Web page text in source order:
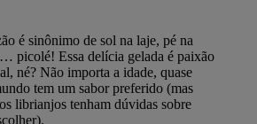
é sinônimo de sol na laje, pé na
picolé! Essa delícia gelada é paixão
né? Não importa a idade, quase
tem um sabor preferido (mas
librianjos tenham dúvidas sobre